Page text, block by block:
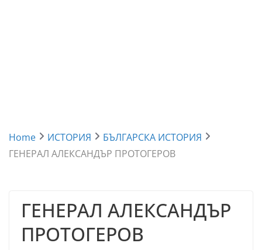
Home ИСТОРИЯ
БЪЛГАРСКА ИСТОРИЯ
ГЕНЕРАЛ АЛЕКСАНДЪР ПРОТОГЕРОВ
ГЕНЕРАЛ АЛЕКСАНДЪР
ПРОТОГЕРОВ